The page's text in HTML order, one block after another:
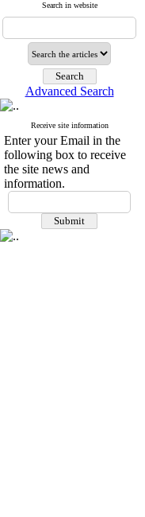
Search in website
Advanced Search
Receive site information
Enter your Email in the
following box to receive
the site news and
information.